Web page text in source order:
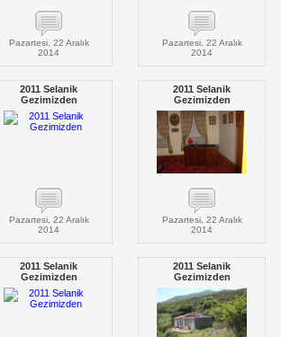
Pazartesi, 22 Aralık
2014
Pazartesi, 22 Aralık
2014
2011 Selanik
Gezimizden
Pazartesi, 22 Aralık
2014
2011 Selanik
Gezimizden
Pazartesi, 22 Aralık
2014
2011 Selanik
Gezimizden
2011 Selanik
Gezimizden